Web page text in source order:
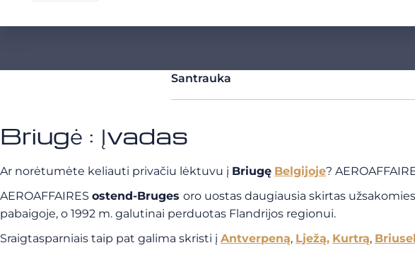
Santrauka
Briugė : Įvadas
Ar norėtumėte keliauti privačiu lėktuvu į Briugę Belgijoje?
AEROAFFAIRES ostend-Bruges oro uostas daugiausia skirtas
pabaigoje, o 1992 m. galutinai perduotas Flandrijos regionui.
Sraigtasparniais taip pat galima skristi į Antverpeną, Lježą, Kurtrą,